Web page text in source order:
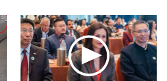
Showbiz
Ταξίδια
Συνταγές
Έξοδος